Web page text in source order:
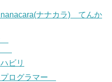
ナナカラ) てんか
ビリ
ログラマー